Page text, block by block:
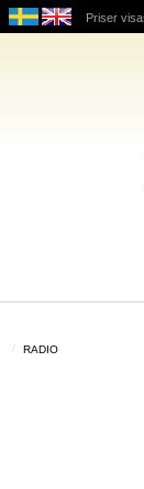
Priser
RADIO